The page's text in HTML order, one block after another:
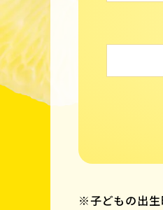
※子どもの出生